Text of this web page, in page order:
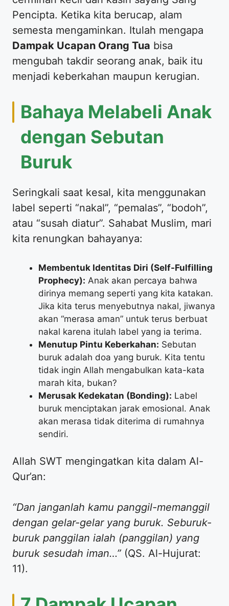
Pencipta. Ketika kita berucap, alam
semesta mengaminkan. Itulah mengapa
Dampak Ucapan Orang Tua bisa
mengubah takdir seorang anak, baik itu
menjadi keberkahan maupun kerugian.
​Bahaya Melabeli Anak
dengan Sebutan
Buruk
​Seringkali saat kesal, kita menggunakan
label seperti “nakal”, “pemalas”, “bodoh”,
atau “susah diatur”. Sahabat Muslim, mari
kita renungkan bahayanya:
Membentuk Identitas Diri (Self-Fulfilling
Prophecy): Anak akan percaya bahwa
dirinya memang seperti yang kita katakan.
Jika kita terus menyebutnya nakal, jiwanya
akan “merasa aman” untuk terus berbuat
nakal karena itulah label yang ia terima.
Menutup Pintu Keberkahan: Sebutan
buruk adalah doa yang buruk. Kita tentu
tidak ingin Allah mengabulkan kata-kata
marah kita, bukan?
Merusak Kedekatan (Bonding): Label
buruk menciptakan jarak emosional. Anak
akan merasa tidak diterima di rumahnya
sendiri.
​Allah SWT mengingatkan kita dalam Al-
Qur’an:
“Dan janganlah kamu panggil-memanggil
dengan gelar-gelar yang buruk. Seburuk-
buruk panggilan ialah (panggilan) yang
buruk sesudah iman…” (QS. Al-Hujurat:
11).